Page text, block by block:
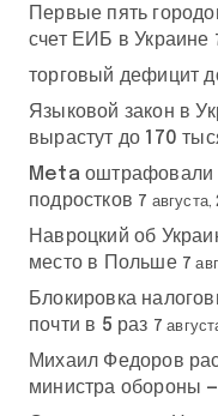
Первые пять
счет ЕИБ в Украине
торговый дефицит
Языковой закон в
вырастут до 170
Meta оштрафовали
подростков 7 августа,
Навроцкий об
место в Польше 7
Блокировка
почти в 5 раз 7
Михаил Федоров
министра обороны